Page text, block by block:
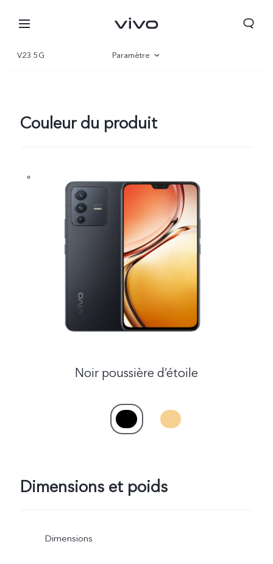
V23 5G Paramètre
Couleur du produit
Noir poussière d’étoile
Dimensions et poids
Dimensions